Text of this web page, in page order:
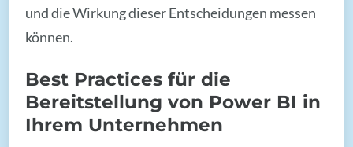
und die Wirkung dieser Entscheidungen messen
können.
Best Practices für die
Bereitstellung von Power BI in
Ihrem Unternehmen